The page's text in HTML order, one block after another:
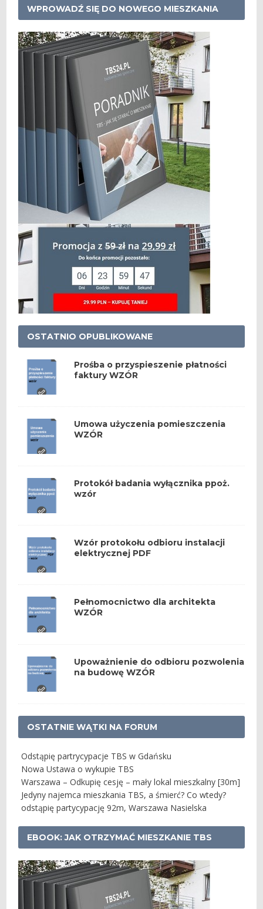
WPROWADŹ SIĘ DO NOWEGO MIESZKANIA
OSTATNIO OPUBLIKOWANE
Prośba o przyspieszenie płatności
faktury WZÓR
Umowa użyczenia pomieszczenia
WZÓR
Protokół badania wyłącznika ppoż.
wzór
Wzór protokołu odbioru instalacji
elektrycznej PDF
Pełnomocnictwo dla architekta
WZÓR
Upoważnienie do odbioru pozwolenia
na budowę WZÓR
OSTATNIE WĄTKI NA FORUM
Odstąpię partrycypacje TBS w Gdańsku
Nowa Ustawa o wykupie TBS
Warszawa – Odkupię cesję – mały lokal mieszkalny [30m]
Jedyny najemca mieszkania TBS, a śmierć? Co wtedy?
odstąpię partycypację 92m, Warszawa Nasielska
EBOOK: JAK OTRZYMAĆ MIESZKANIE TBS